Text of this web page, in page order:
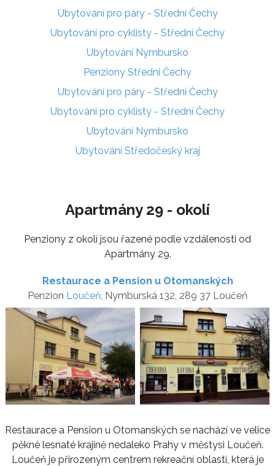
Ubytování pro páry - Střední Čechy
Ubytování pro cyklisty - Střední Čechy
Ubytování Nymbursko
Penziony Střední Čechy
Ubytování pro páry - Střední Čechy
Ubytování pro cyklisty - Střední Čechy
Ubytování Nymbursko
Ubytování Středočeský kraj
Apartmány 29 - okolí
Penziony z okolí jsou řazené podle vzdálenosti od
Apartmány 29.
Restaurace a Pension u Otomanských
Penzion Loučeň , Nymburská 132, 289 37 Loučeň
Restaurace a Pension u Otomanských se nachází ve velice
pěkné lesnaté krajině nedaleko Prahy v městysi Loučeň.
Loučeň je přirozeným centrem rekreační oblasti, která je